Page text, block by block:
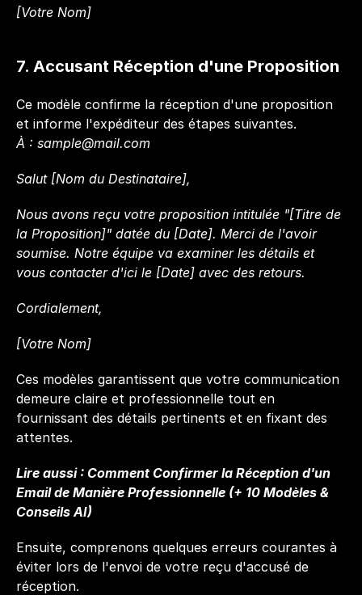
[Votre Nom]
7. Accusant Réception d'une Proposition
Ce modèle confirme la réception d'une proposition
et informe l'expéditeur des étapes suivantes.
À : sample@mail.com
Salut [Nom du Destinataire],
Nous avons reçu votre proposition intitulée "[Titre de
la Proposition]" datée du [Date]. Merci de l'avoir
soumise. Notre équipe va examiner les détails et
vous contacter d'ici le [Date] avec des retours.
Cordialement,
[Votre Nom]
Ces modèles garantissent que votre communication
demeure claire et professionnelle tout en
fournissant des détails pertinents et en fixant des
attentes.
Lire aussi : Comment Confirmer la Réception d'un
Email de Manière Professionnelle (+ 10 Modèles &
Conseils AI)
Ensuite, comprenons quelques erreurs courantes à
éviter lors de l'envoi de votre reçu d'accusé de
réception.